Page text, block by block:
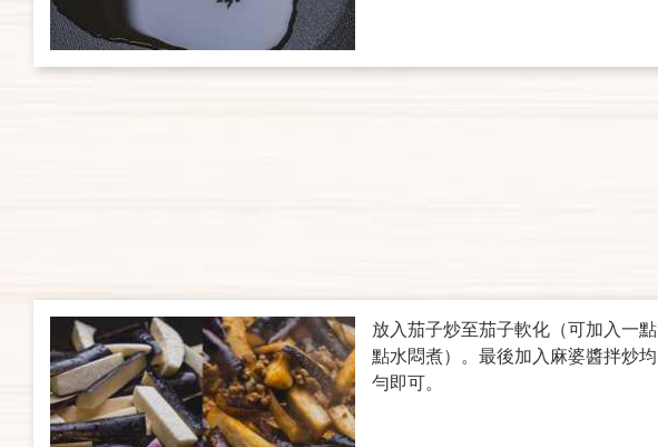
放入茄子炒至茄子軟化（可加入一點
點水悶煮）。最後加入麻婆醬拌炒均
勻即可。